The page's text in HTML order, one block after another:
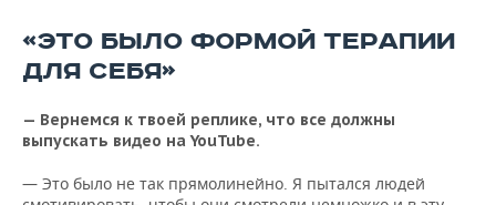
«ЭТО БЫЛО ФОРМОЙ ТЕРАПИИ
ДЛЯ СЕБЯ»
— Вернемся к твоей реплике, что все должны
выпускать видео на YouTube.
— Это было не так прямолинейно. Я пытался людей